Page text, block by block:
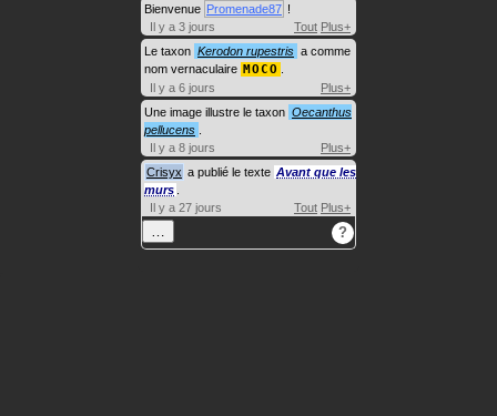
Bienvenue Promenade87 !
Il y a 3 jours
Tout Plus+
Le taxon Kerodon rupestris a comme
nom vernaculaire MOCO
Il y a 6 jours
Plus+
Une image illustre le taxon Oecanthus
pellucens
Il y a 8 jours
Plus+
Crisyx a publié le texte Avant que les
murs
Il y a 27 jours
Tout Plus+
?